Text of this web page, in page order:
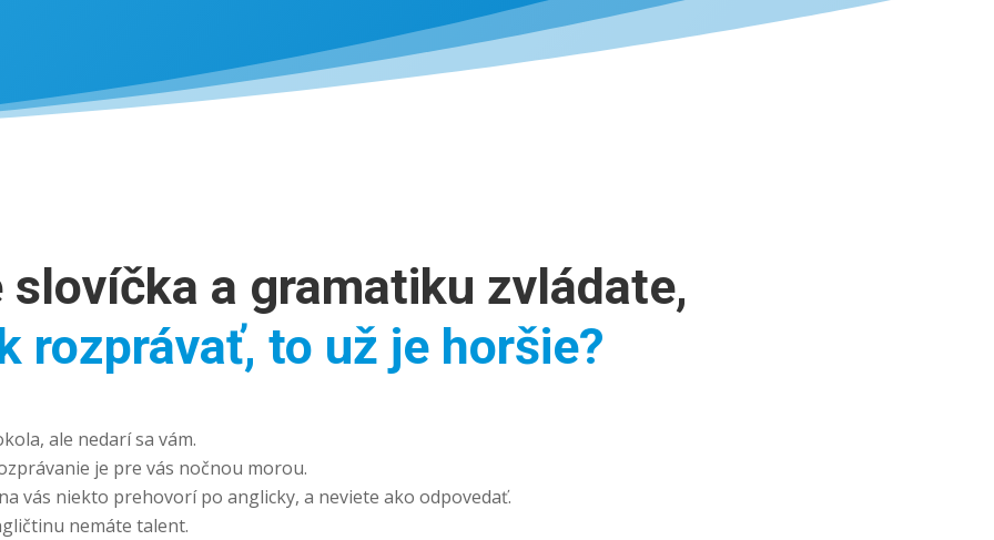
a gramatiku zvládate,
rozprávať, to už je horšie?
ale nedarí sa vám.
je pre vás nočnou morou.
vás niekto prehovorí po anglicky, a neviete ako odpovedať.
nemáte talent.